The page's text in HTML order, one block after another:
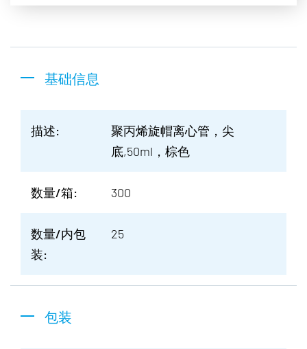
基础信息
描述:
聚丙烯旋帽离心管，尖
底,50ml，棕色
数量/箱: 300
数量/内包
装:
25
包装